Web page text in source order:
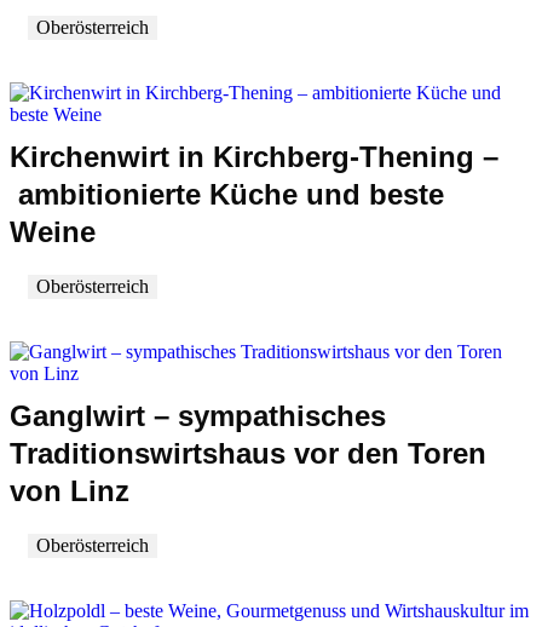
Oberösterreich
Kirchenwirt in Kirchberg-Thening –
ambitionierte Küche und beste
Weine
Oberösterreich
Ganglwirt – sympathisches
Traditionswirtshaus vor den Toren
von Linz
Oberösterreich